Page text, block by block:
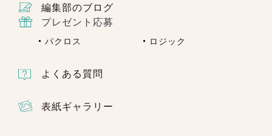
編集部のブログ
プレゼント応募
パクロス ロジック
よくある質問
表紙ギャラリー